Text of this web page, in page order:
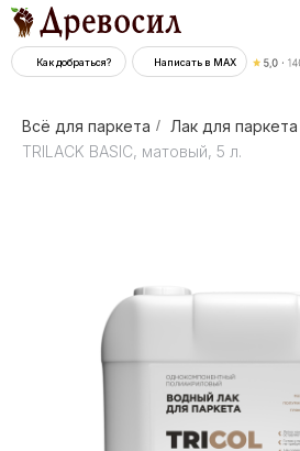
Написать в MAX
Как добраться?
Всё для паркета / Лак для паркета
TRILACK BASIC, матовый, 5 л.